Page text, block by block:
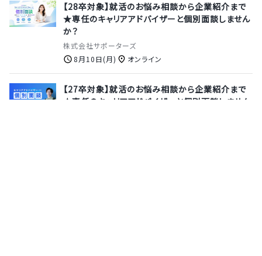
【28卒対象】就活のお悩み相談から企業紹介まで
★専任のキャリアアドバイザーと個別面談しません
か？
株式会社サポーターズ
8月10日(月)
オンライン
【27卒対象】就活のお悩み相談から企業紹介まで
★専任のキャリアアドバイザーと個別面談しません